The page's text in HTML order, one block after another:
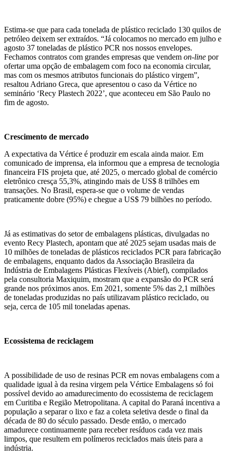
Estima-se que para cada tonelada de plástico reciclado 130 quilos de
petróleo deixem ser extraídos. “Já colocamos no mercado em julho e
agosto 37 toneladas de plástico PCR nos nossos envelopes.
Fechamos contratos com grandes empresas que vendem on-line por
ofertar uma opção de embalagem com foco na economia circular,
mas com os mesmos atributos funcionais do plástico virgem”,
resaltou Adriano Greca, que apresentou o caso da Vértice no
seminário ‘Recy Plastech 2022’, que aconteceu em São Paulo no
fim de agosto.
Crescimento de mercado
A expectativa da Vértice é produzir em escala ainda maior. Em
comunicado de imprensa, ela informou que a empresa de tecnologia
financeira FIS projeta que, até 2025, o mercado global de comércio
eletrônico cresça 55,3%, atingindo mais de US$ 8 trilhões em
transações. No Brasil, espera-se que o volume de vendas
praticamente dobre (95%) e chegue a US$ 79 bilhões no período.
Já as estimativas do setor de embalagens plásticas, divulgadas no
evento Recy Plastech, apontam que até 2025 sejam usadas mais de
10 milhões de toneladas de plásticos reciclados PCR para fabricação
de embalagens, enquanto dados da Associação Brasileira da
Indústria de Embalagens Plásticas Flexíveis (Abief), compilados
pela consultoria Maxiquim, mostram que a expansão do PCR será
grande nos próximos anos. Em 2021, somente 5% das 2,1 milhões
de toneladas produzidas no país utilizavam plástico reciclado, ou
seja, cerca de 105 mil toneladas apenas.
Ecossistema de reciclagem
A possibilidade de uso de resinas PCR em novas embalagens com a
qualidade igual à da resina virgem pela Vértice Embalagens só foi
possível devido ao amadurecimento do ecossistema de reciclagem
em Curitiba e Região Metropolitana. A capital do Paraná incentiva a
população a separar o lixo e faz a coleta seletiva desde o final da
década de 80 do século passado. Desde então, o mercado
amadurece continuamente para receber resíduos cada vez mais
limpos, que resultem em polímeros reciclados mais úteis para a
indústria.